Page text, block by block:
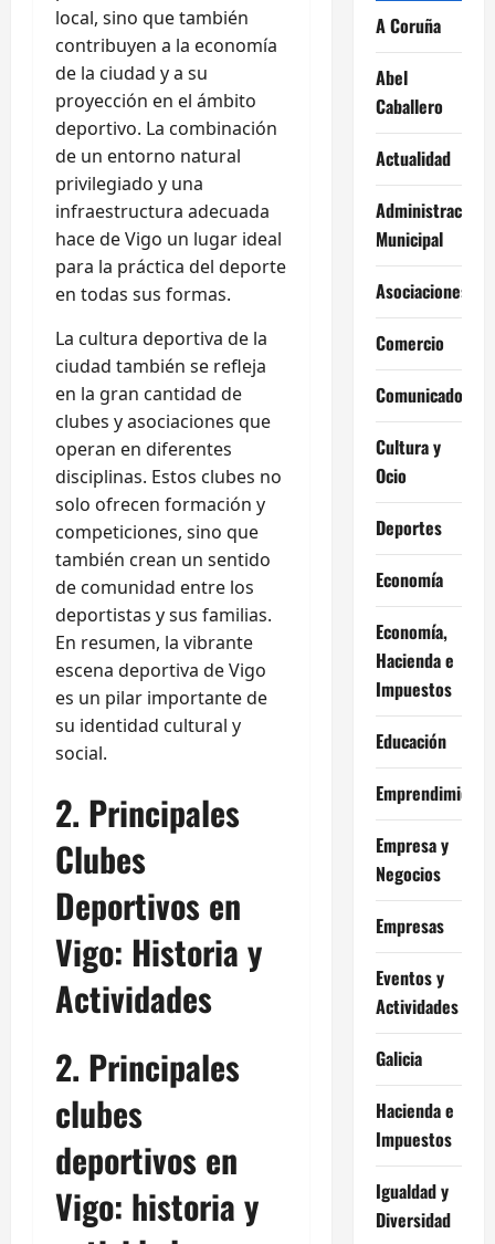
local, sino que también
contribuyen a la economía
de la ciudad y a su
proyección en el ámbito
deportivo. La combinación
de un entorno natural
privilegiado y una
infraestructura adecuada
hace de Vigo un lugar ideal
para la práctica del deporte
en todas sus formas.
La cultura deportiva de la
ciudad también se refleja
en la gran cantidad de
clubes y asociaciones que
operan en diferentes
disciplinas. Estos clubes no
solo ofrecen formación y
competiciones, sino que
también crean un sentido
de comunidad entre los
deportistas y sus familias.
En resumen, la vibrante
escena deportiva de Vigo
es un pilar importante de
su identidad cultural y
social.
2. Principales
Clubes
Deportivos en
Vigo: Historia y
Actividades
2. Principales
clubes
deportivos en
Vigo: historia y
A Coruña
Abel
Caballero
Actualidad
Administración
Municipal
Asociaciones
Comercio
Comunicados
Cultura y
Ocio
Deportes
Economía
Economía,
Hacienda e
Impuestos
Educación
Emprendimiento
Empresa y
Negocios
Empresas
Eventos y
Actividades
Galicia
Hacienda e
Impuestos
Igualdad y
Diversidad